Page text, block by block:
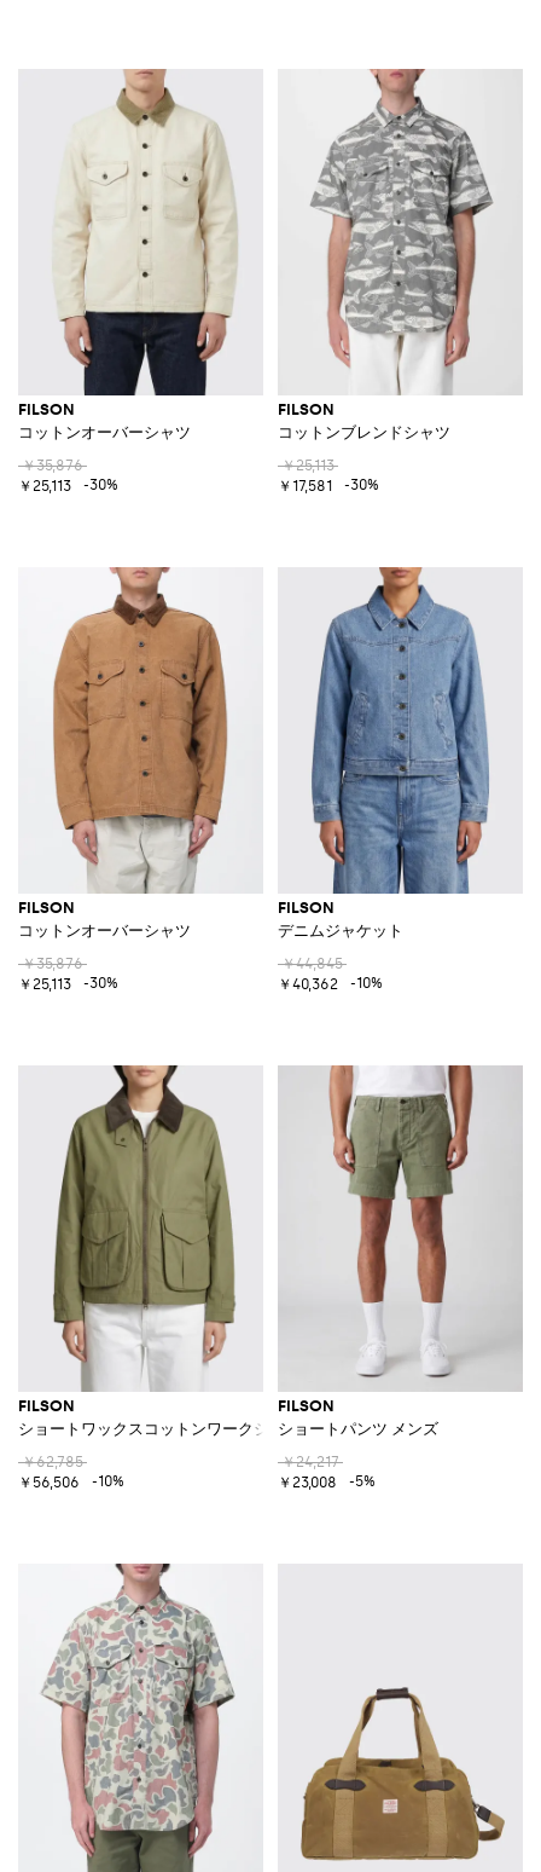
FILSON
コットンオーバーシャツ
￥35,876
￥25,113
-30%
FILSON
コットンブレンドシャツ
￥25,113
￥17,581
-30%
FILSON
コットンオーバーシャツ
￥35,876
￥25,113
-30%
FILSON
デニムジャケット
￥44,845
￥40,362
-10%
FILSON
ショートワックスコットンワークジャケット
￥62,785
￥56,506
-10%
FILSON
ショートパンツ メンズ
￥24,217
￥23,008
-5%